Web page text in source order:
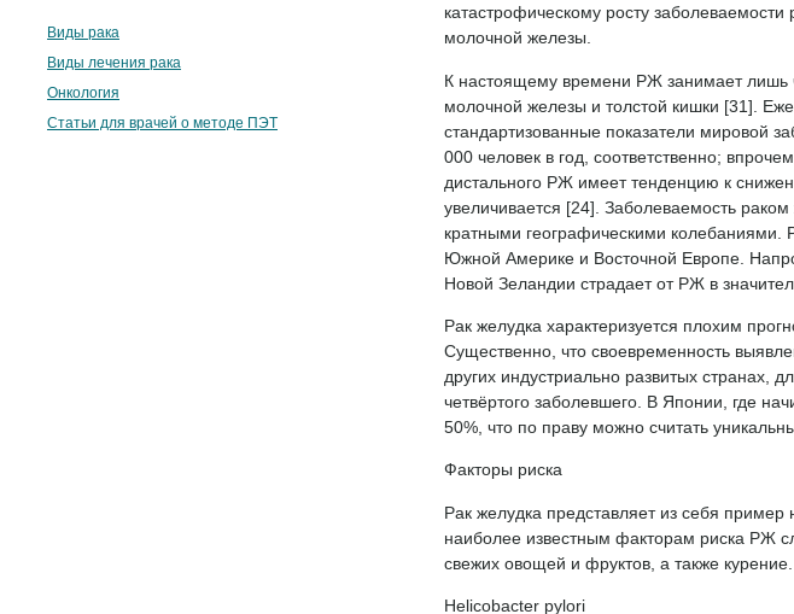
Виды рака
Виды лечения рака
Онкология
Статьи для врачей о методе ПЭТ
катастрофическому росту
молочной железы.
К настоящему времени РЖ занимает лишь
молочной железы и толстой кишки [31].
стандартизованные показатели мировой
000 человек в год, соответственно;
дистального РЖ имеет тенденцию к
увеличивается [24]. Заболеваемость
кратными географическими колебаниями.
Южной Америке и Восточной Европе.
Новой Зеландии страдает от РЖ в
Рак желудка характеризуется плохим
Существенно, что своевременность
других индустриально развитых странах,
четвёртого заболевшего. В Японии, где
50%, что по праву можно считать
Факторы риска
Рак желудка представляет из себя
наиболее известным факторам риска РЖ
свежих овощей и фруктов, а также курение.
Helicobacter pylori